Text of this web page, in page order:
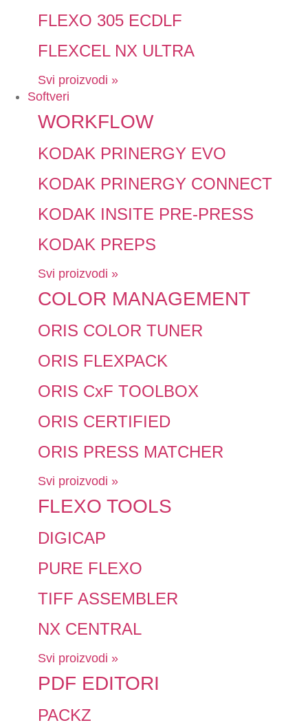
FLEXO 305 ECDLF
FLEXCEL NX ULTRA
Svi proizvodi »
Softveri
WORKFLOW
KODAK PRINERGY EVO
KODAK PRINERGY CONNECT
KODAK INSITE PRE-PRESS
KODAK PREPS
Svi proizvodi »
COLOR MANAGEMENT
ORIS COLOR TUNER
ORIS FLEXPACK
ORIS CxF TOOLBOX
ORIS CERTIFIED
ORIS PRESS MATCHER
Svi proizvodi »
FLEXO TOOLS
DIGICAP
PURE FLEXO
TIFF ASSEMBLER
NX CENTRAL
Svi proizvodi »
PDF EDITORI
PACKZ